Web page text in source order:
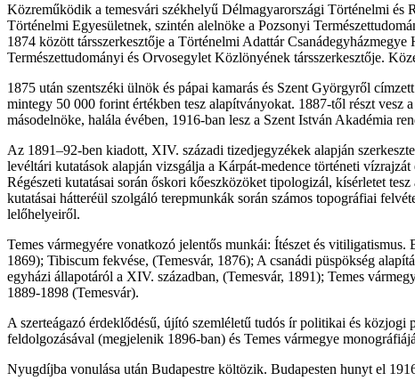
Közreműködik a temesvári székhelyű Délmagyarországi Történelmi és
Történelmi Egyesületnek, szintén alelnöke a Pozsonyi
1874 között társszerkesztője a Történelmi Adattár
Természettudományi és Orvosegylet Közlönyének társszerkesztője.
1875 után szentszéki ülnök és pápai kamarás és Szent Györgyről
mintegy 50 000 forint értékben tesz alapítványokat. 1887-től részt vesz
másodelnöke, halála évében, 1916-ban lesz a Szent István Akadémia
Az 1891–92-ben kiadott, XIV. századi tizedjegyzékek alapján
levéltári kutatások alapján vizsgálja a Kárpát-medence történeti
Régészeti kutatásai során őskori kőeszközöket tipologizál, kísérletet
kutatásai hátteréül szolgáló terepmunkák során számos topográfiai
lelőhelyeiről.
Temes vármegyére vonatkozó jelentős munkái: Ítészet és
1869); Tibiscum fekvése, (Temesvár, 1876); A csanádi püspökség
egyházi állapotáról a XIV. században, (Temesvár, 1891); Temes
1889-1898 (Temesvár).
A szerteágazó érdeklődésű, újító szemléletű tudós ír politikai és
feldolgozásával (megjelenik 1896-ban) és Temes vármegye
Nyugdíjba vonulása után Budapestre költözik. Budapesten hunyt el